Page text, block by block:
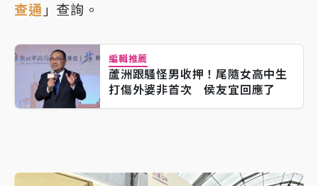
查通 」查詢。
編輯推薦
蘆洲跟騷怪男收押！尾隨女高中生
打傷外婆非首次 侯友宜回應了